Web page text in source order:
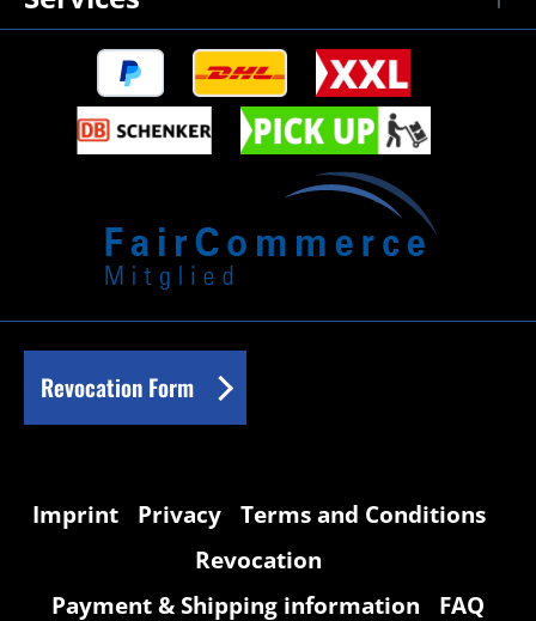
Revocation Form
Imprint Privacy
Terms and Conditions
Revocation
Payment & Shipping information
FAQ